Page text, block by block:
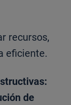
recursos,
eficiente.
de